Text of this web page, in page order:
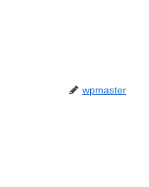
wpmaster